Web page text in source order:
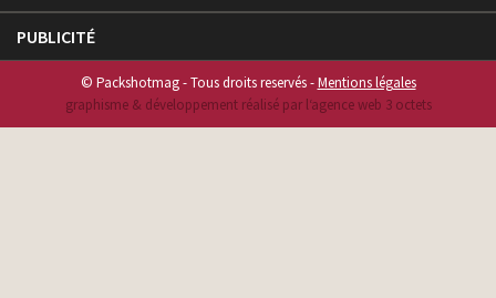
PUBLICITÉ
© Packshotmag - Tous droits reservés -Mentions légales
graphisme & développement réalisé par l‘agence web 3 octets